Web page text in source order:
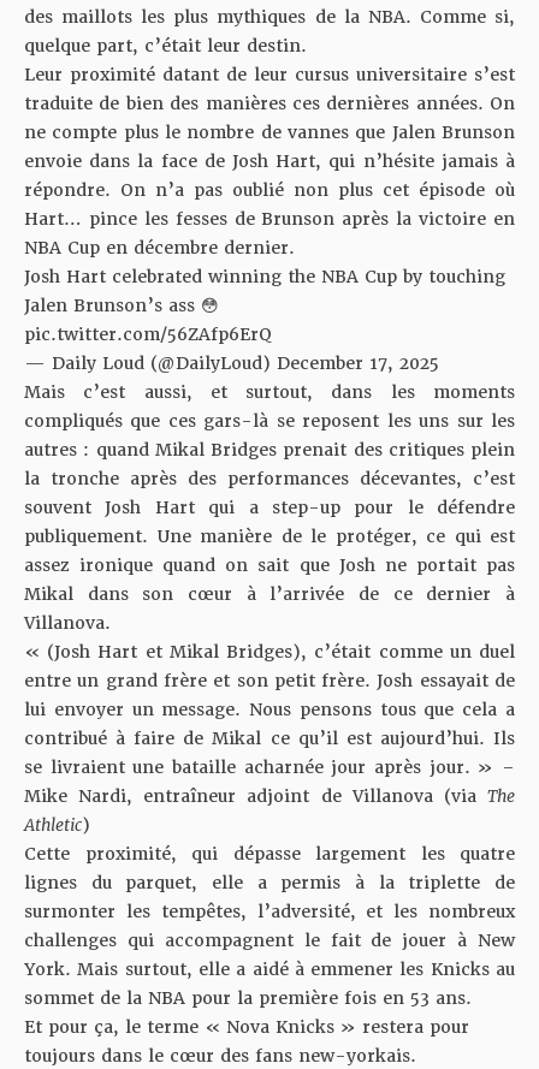
des maillots les plus mythiques de la NBA. Comme si,
quelque part, c’était leur destin.
Leur proximité datant de leur cursus universitaire s’est
traduite de bien des manières ces dernières années. On
ne compte plus le nombre de vannes que Jalen Brunson
envoie dans la face de Josh Hart, qui n’hésite jamais à
répondre. On n’a pas oublié non plus cet épisode où
Hart… pince les fesses de Brunson après la victoire en
NBA Cup en décembre dernier.
Josh Hart celebrated winning the NBA Cup by touching
Jalen Brunson’s ass 😳
pic.twitter.com/56ZAfp6ErQ
— Daily Loud (@DailyLoud) December 17, 2025
Mais c’est aussi, et surtout, dans les moments
compliqués que ces gars-là se reposent les uns sur les
autres : quand Mikal Bridges prenait des critiques plein
la tronche après des performances décevantes, c’est
souvent Josh Hart qui a step-up pour le défendre
publiquement. Une manière de le protéger, ce qui est
assez ironique quand on sait que Josh ne portait pas
Mikal dans son cœur à l’arrivée de ce dernier à
Villanova.
« (Josh Hart et Mikal Bridges), c’était comme un duel
entre un grand frère et son petit frère. Josh essayait de
lui envoyer un message. Nous pensons tous que cela a
contribué à faire de Mikal ce qu’il est aujourd’hui. Ils
se livraient une bataille acharnée jour après jour. » –
Mike Nardi, entraîneur adjoint de Villanova (via The
Athletic)
Cette proximité, qui dépasse largement les quatre
lignes du parquet, elle a permis à la triplette de
surmonter les tempêtes, l’adversité, et les nombreux
challenges qui accompagnent le fait de jouer à New
York. Mais surtout, elle a aidé à emmener les Knicks au
sommet de la NBA pour la première fois en 53 ans.
Et pour ça, le terme « Nova Knicks » restera pour
toujours dans le cœur des fans new-yorkais.